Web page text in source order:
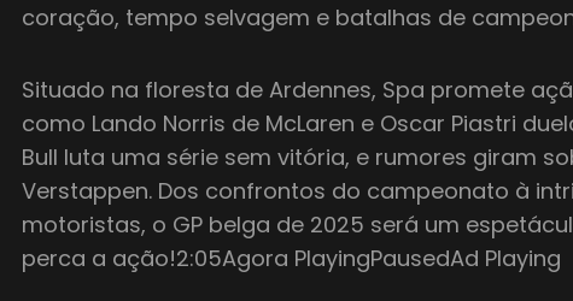
coração, tempo selvagem e batalhas de
Situado na floresta de Ardennes, Spa promete
como Lando Norris de McLaren e Oscar Piastri
Bull luta uma série sem vitória, e rumores giram
Verstappen. Dos confrontos do campeonato à
motoristas, o GP belga de 2025 será um
perca a ação!2:05Agora PlayingPausedAd Playing